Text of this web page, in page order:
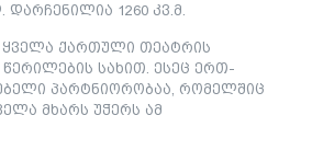
1260 კვ.მ.
ქართული თეატრის
წერილების სახით. ესეც ერთ-
პარტნიორობაა, რომელშიც
მხარს უჭერს ამ